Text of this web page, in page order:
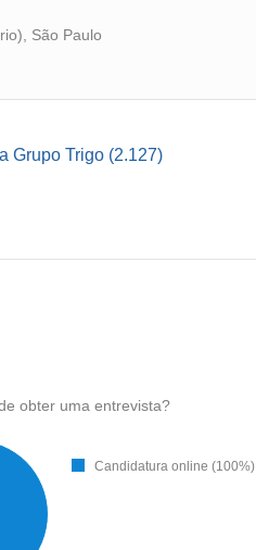
São Paulo
Grupo Trigo (2.127)
obter uma entrevista?
Candidatura online (100%)